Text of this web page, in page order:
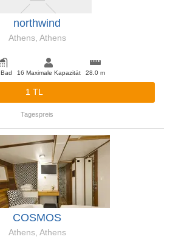
northwind
Athens, Athens
16 Maximale Kapazität 28.0 m
1 TL
Tagespreis
COSMOS
Athens, Athens